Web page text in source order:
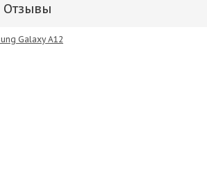
Отзывы
Galaxy A12